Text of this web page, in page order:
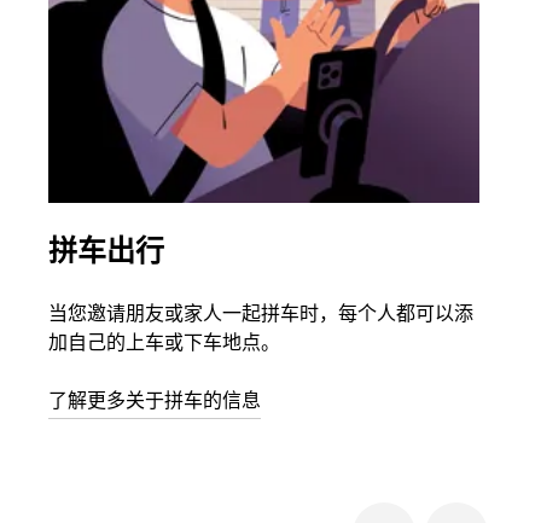
拼车出行
当您邀请朋友或家人一起拼车时，每个人都可以添
加自己的上车或下车地点。
了解更多关于拼车的信息